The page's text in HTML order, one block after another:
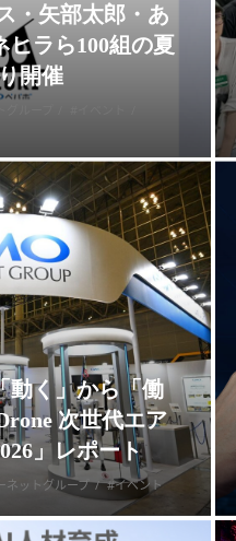
・矢部太郎・あ
ヒラら100組の夏
開催
動く」から「働
次世代エア
」レポート
ネットグループ #イベント